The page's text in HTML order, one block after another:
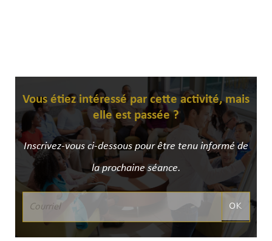
Vous étiez intéressé par cette activité, mais
elle est passée ?
Inscrivez-vous ci-dessous pour être tenu informé de
la prochaine séance.
OK